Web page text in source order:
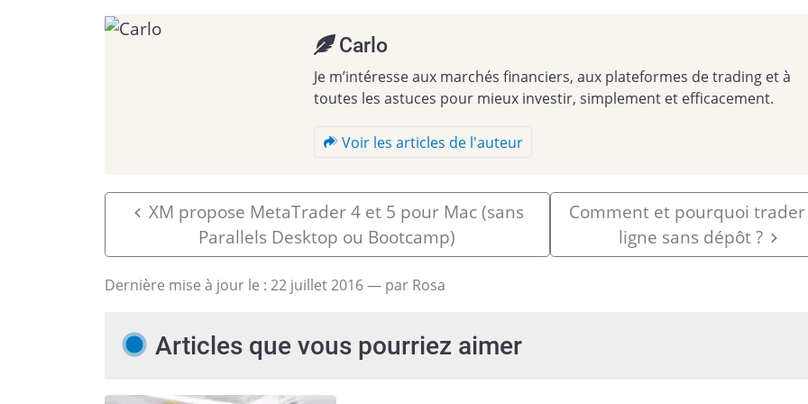
Carlo
Je m’intéresse aux marchés financiers, aux plateformes de trading et à
toutes les astuces pour mieux investir, simplement et efficacement.
Voir les articles de l'auteur
XM propose MetaTrader 4 et 5 pour Mac (sans
Parallels Desktop ou Bootcamp)
Comment et pourquoi
ligne sans dépôt ?
Dernière mise à jour le :22 juillet 2016— par Rosa
Articles que vous pourriez aimer